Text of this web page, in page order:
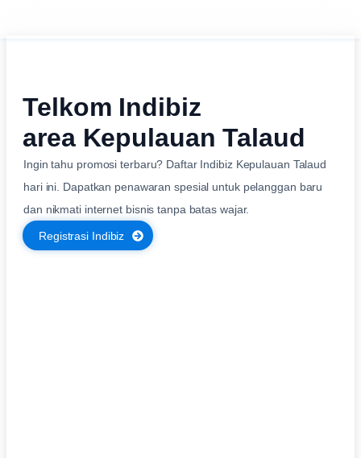
Telkom Indibiz
area Kepulauan Talaud
Ingin tahu promosi terbaru? Daftar Indibiz Kepulauan Talaud
hari ini. Dapatkan penawaran spesial untuk pelanggan baru
dan nikmati internet bisnis tanpa batas wajar.
Registrasi Indibiz